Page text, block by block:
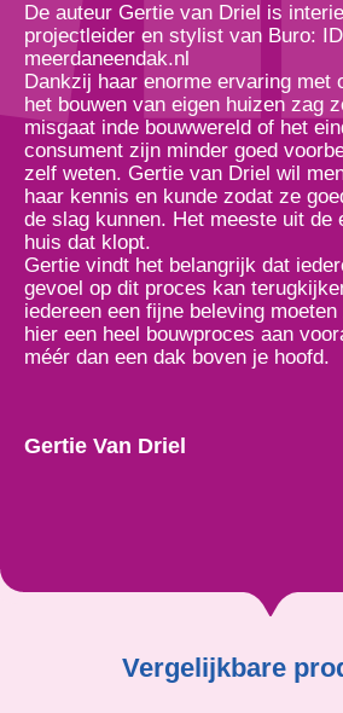
De auteur Gertie van Driel is
projectleider en stylist van Buro:
meerdaneendak.nl
Dankzij haar enorme ervaring met
het bouwen van eigen huizen zag
misgaat inde bouwwereld of het
consument zijn minder goed
zelf weten. Gertie van Driel wil
haar kennis en kunde zodat ze
de slag kunnen. Het meeste uit de
huis dat klopt.
Gertie vindt het belangrijk dat
gevoel op dit proces kan
iedereen een fijne beleving
hier een heel bouwproces aan
méér dan een dak boven je hoofd.
Gertie Van Driel
Vergelijkbare